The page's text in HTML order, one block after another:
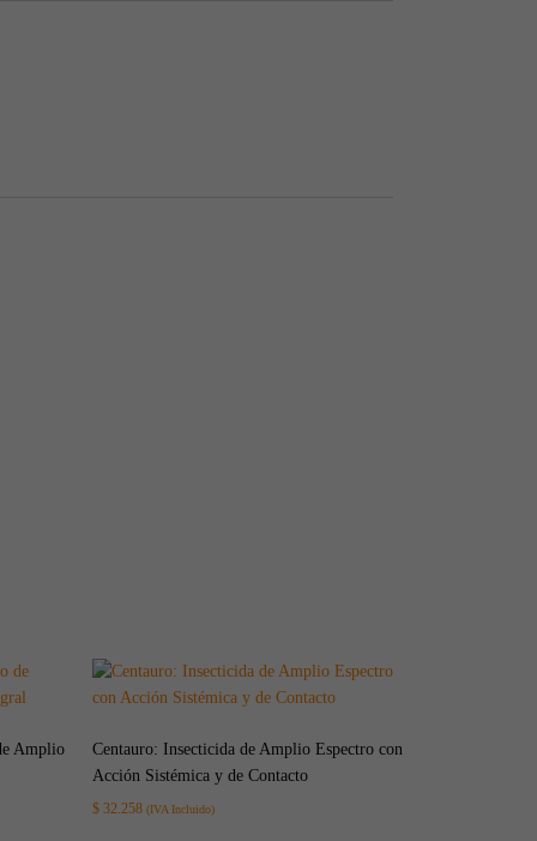
Amplio
Centauro: Insecticida de Amplio Espectro con
Acción Sistémica y de Contacto
$ 32.258 (IVA Incluido)